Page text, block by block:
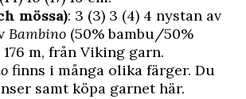
mössa): 3 (3) 3 (4) 4 nystan av
Bambino (50% bambu/50%
m, från Viking garn.
finns i många olika färger. Du
samt köpa garnet här.